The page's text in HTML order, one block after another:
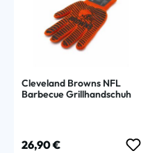
Cleveland Browns NFL
Barbecue Grillhandschuh
Regulärer Preis:
26,90 €